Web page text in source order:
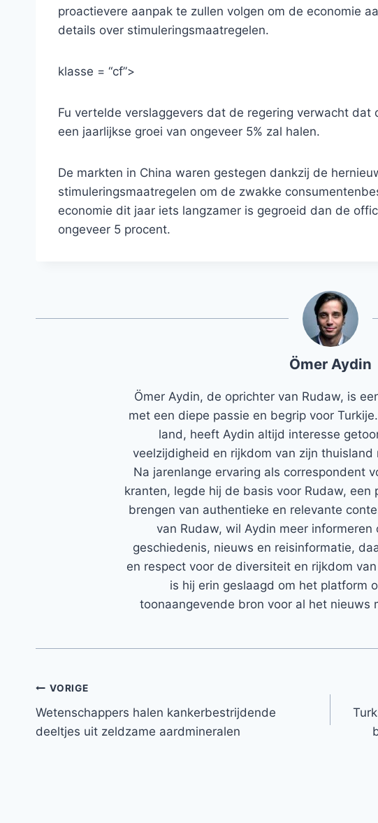
proactievere aanpak te zullen volgen om de economie
details over stimuleringsmaatregelen.
klasse = “cf”>
Fu vertelde verslaggevers dat de regering verwacht
een jaarlijkse groei van ongeveer 5% zal halen.
De markten in China waren gestegen dankzij de
stimuleringsmaatregelen om de zwakke
economie dit jaar iets langzamer is gegroeid dan de
ongeveer 5 procent.
Ömer Aydin
Ömer Aydin, de oprichter van Rudaw, is
met een diepe passie en begrip voor
land, heeft Aydin altijd interesse
veelzijdigheid en rijkdom van zijn
Na jarenlange ervaring als correspondent
kranten, legde hij de basis voor Rudaw,
brengen van authentieke en relevante
van Rudaw, wil Aydin meer informeren
geschiedenis, nieuws en reisinformatie,
en respect voor de diversiteit en rijkdom
is hij erin geslaagd om het platform
toonaangevende bron voor al het nieuws
Bericht
navigatie
VORIGE
Wetenschappers halen kankerbestrijdende
deeltjes uit zeldzame aardmineralen